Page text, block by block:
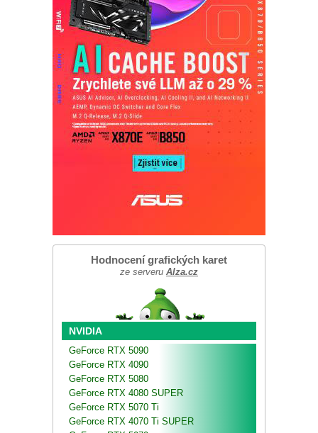
Hodnocení grafických karet
ze serveru Alza.cz
NVIDIA
GeForce RTX 5090
GeForce RTX 4090
GeForce RTX 5080
GeForce RTX 4080 SUPER
GeForce RTX 5070 Ti
GeForce RTX 4070 Ti SUPER